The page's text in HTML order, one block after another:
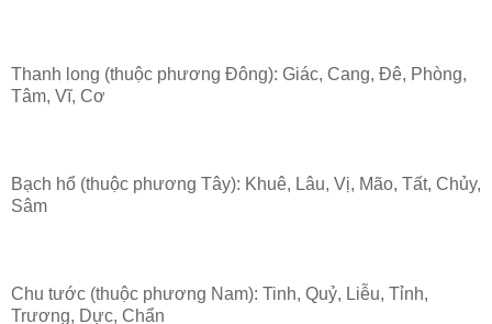
Thanh long (thuộc phương Đông): Giác, Cang, Đê, Phòng,
Tâm, Vĩ, Cơ
Bạch hổ (thuộc phương Tây): Khuê, Lâu, Vị, Mão, Tất, Chủy,
Sâm
Chu tước (thuộc phương Nam): Tinh, Quỷ, Liễu, Tỉnh,
Trương, Dực, Chẩn